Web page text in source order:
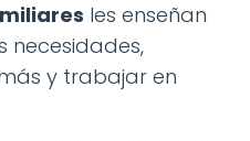
les enseñan
necesidades,
y trabajar en